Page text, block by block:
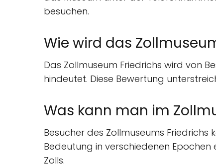
besuchen.
Wie wird das
Das Zollmuseum Friedrichs wird von
hindeutet. Diese Bewertung
Was kann man im
Besucher des Zollmuseums Friedrichs
Bedeutung in verschiedenen
Zolls.